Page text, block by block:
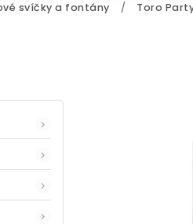
svíčky a fontány / Toro